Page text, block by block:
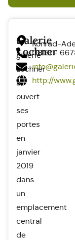
Galerie
Lochner
La
galerie
Lochner
a
ouvert
ses
portes
en
janvier
2019
dans
un
emplacement
central
de
Konrad-
08131 -
http://